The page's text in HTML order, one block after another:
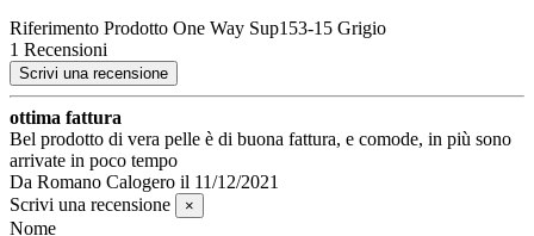
Riferimento Prodotto One Way Sup153-15 Grigio
1 Recensioni
Scrivi una recensione
ottima fattura
Bel prodotto di vera pelle è di buona fattura, e comode, in più sono
arrivate in poco tempo
Da Romano Calogero il 11/12/2021
Scrivi una recensione
×
Nome